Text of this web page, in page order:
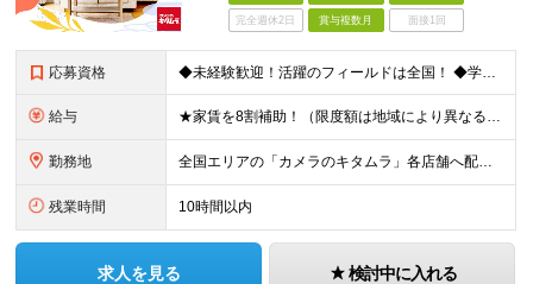
完全週休2日 賞与複数月 面接1回
応募資格 ◆未経験歓迎！活躍のフィールドは全国！ ◆学歴不問 ◆第二新卒も活躍中 ◆35歳以下の方（若年層の長期キャリア形成を図るため）
給与 ★家賃を8割補助！（限度額は地域により異なる） ※転勤による引っ越しが発生する場合 ＝＝＝＝＝＝＝＝＝＝＝＝＝＝＝＝＝＝＝＝＝＝＝ 例えば、家賃7.5万円なら6万円は会社で負担。 あなたが支払うのは、
勤務地 全国エリアの「カメラのキタムラ」各店舗へ配属となります ※最初の配属先は希望を最大限考慮した上で決定します ▼詳しい勤務地住所は下記URLをご確認ください。 https://sss.kitamur
残業時間 10時間以内
求人を見る 検討中に入れる